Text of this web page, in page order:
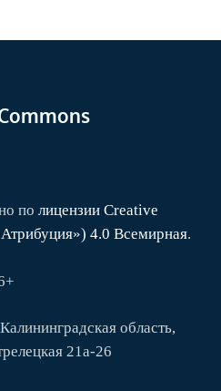
по лицензии Creative
4.0 Всемирная.
область,
21а-26